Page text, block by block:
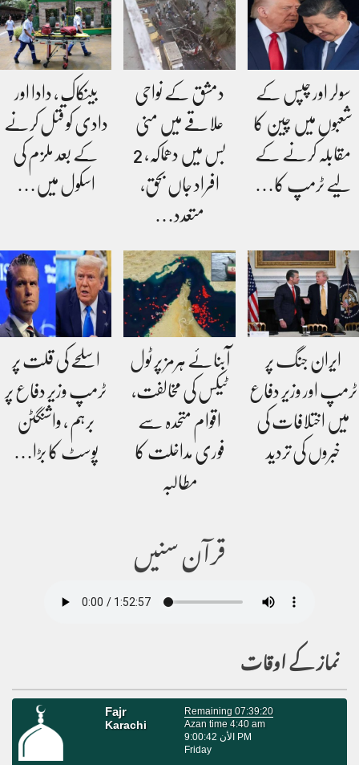
سولر اور چپس کے
شعبوں میں چین کا
مقابلہ کرنے کے
لیے ٹرمپ کا…
دمشق کے نواحی
علاقے میں منی
بس میں دھماکہ، 2
افراد جاں بحق،
متعدد…
بینکاک ، دادا اور
دادی کو قتل کرنے
کے بعد ملزم کی
اسکول میں…
ایران جنگ پر
ٹرمپ اور وزیر دفاع
میں اختلافات کی
خبروں کی تردید
آبنائے ہرمز پر ٹول
ٹیکس کی مخالفت،
اقوام متحدہ سے
فوری مداخلت کا
مطالبہ
اسلحے کی قلت پر
ٹرمپ وزیر دفاع پر
برہم ، واشنگٹن
پوسٹ کا بڑا…
قرآن سنیں
نماز کے اوقات